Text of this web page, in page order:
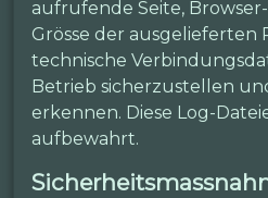
aufrufende Seite,
Grösse der ausgelieferten
technische
Betrieb sicherzustellen
erkennen. Diese Log-
aufbewahrt.